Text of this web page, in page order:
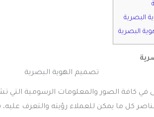
البصرية
البصرية
في كافة الصور والمعلومات الرسومية التي
كل ما يمكن للعملاء رؤيته والتعرف